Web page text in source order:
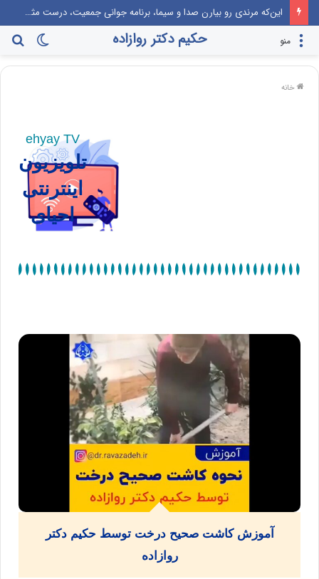
این‌که مرندی رو بیارن صدا‌ و سیما، برنامه جوانی جمعیت، درست مثل این می‌مونه که صدام رو دعوت کنن راهیان نور!
حکیم دکتر روازاده منو
خانه
ehyay TV
تلویزیون
اینترنتی
احیای
آموزش کاشت صحیح درخت توسط حکیم دکتر
روازاده